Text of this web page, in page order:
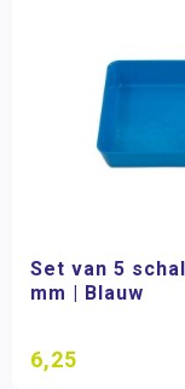
Set van 5
mm | Blauw
6,25